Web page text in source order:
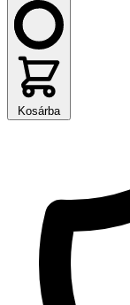
Kosárba